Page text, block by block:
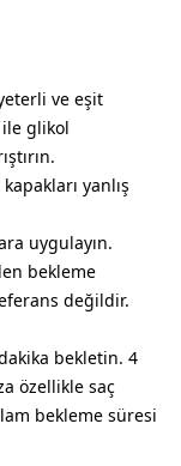
ve eşit
glikol
yanlış
uygulayın.
bekleme
değildir.
bekletin. 4
özellikle saç
bekleme süresi